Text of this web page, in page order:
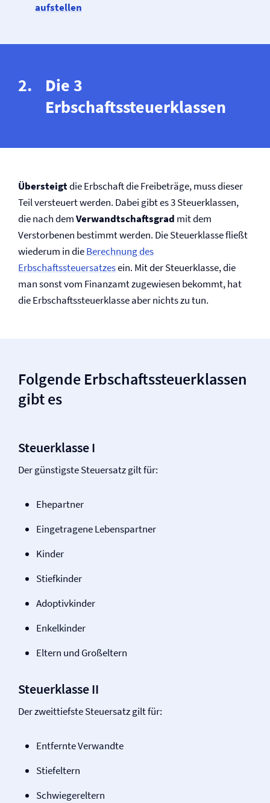
aufstellen
Die 3
Erbschaftssteuerklassen
Übersteigtdie Erbschaft die Freibeträge, muss dieser
Teil versteuert werden. Dabei gibt es 3 Steuerklassen,
die nach demVerwandtschaftsgrad mit dem
Verstorbenen bestimmt werden. Die Steuerklasse fließt
wiederum in dieBerechnung des
Erbschaftssteuersatzesein. Mit der Steuerklasse, die
man sonst vom Finanzamt zugewiesen bekommt, hat
die Erbschaftssteuerklasse aber nichts zu tun.
Folgende Erbschaftssteuerklassen
gibt es
Steuerklasse I
Der günstigste Steuersatz gilt für:
Ehepartner
Eingetragene Lebenspartner
Kinder
Stiefkinder
Adoptivkinder
Enkelkinder
Eltern und Großeltern
Steuerklasse II
Der zweittiefste Steuersatz gilt für:
Entfernte Verwandte
Stiefeltern
Schwiegereltern